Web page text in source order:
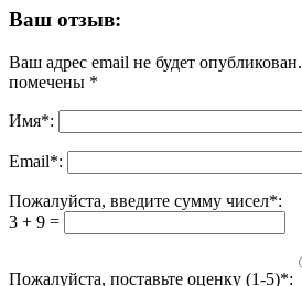
Ваш отзыв:
Ваш адрес email не будет опубликован.
помечены *
Имя*:
Email*:
Пожалуйста, введите сумму чисел*:
3 + 9 =
Пожалуйста, поставьте оценку (1-5)*: